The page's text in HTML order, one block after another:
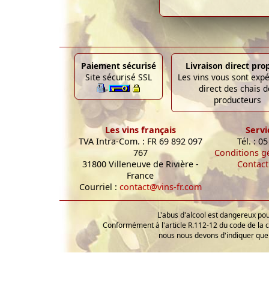
Paiement sécurisé
Site sécurisé SSL
Livraison direct
Les vins vous sont
direct des chais
producteurs
Les vins français
TVA Intra-Com. : FR 69 892 097
767
31800 Villeneuve de Rivière -
France
Courriel : contact@vins-fr.com
Tél. :
Conditions
Contact
L'abus d'alcool est dangereux
Conformément à l'article R.112-12 du code de la
nous nous devons d'indiquer